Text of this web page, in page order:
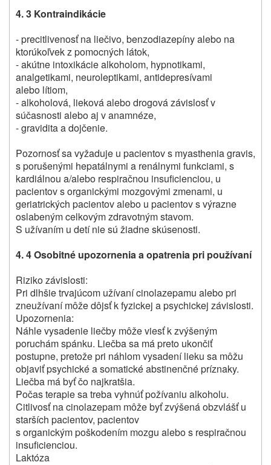
4. 3 Kontraindikácie
- precitlivenosť na liečivo, benzodiazepíny alebo na
ktorúkoľvek z pomocných látok,
- akútne intoxikácie alkoholom, hypnotikami,
analgetikami, neuroleptikami, antidepresívami
alebo lítiom,
- alkoholová, lieková alebo drogová závislosť v
súčasnosti alebo aj v anamnéze,
- gravidita a dojčenie.
Pozornosť sa vyžaduje u pacientov s myasthenia gravis,
s porušenými hepatálnymi a renálnymi funkciami, s
kardiálnou a/alebo respiračnou insuficienciou, u
pacientov s organickými mozgovými zmenami, u
geriatrických pacientov alebo u pacientov s výrazne
oslabeným celkovým zdravotným stavom.
S užívaním u detí nie sú žiadne skúsenosti.
4. 4 Osobitné upozornenia a opatrenia pri používaní
Riziko závislosti:
Pri dlhšie trvajúcom užívaní cinolazepamu alebo pri
zneužívaní môže dôjsť k fyzickej a psychickej závislosti.
Upozornenia:
Náhle vysadenie liečby môže viesť k zvýšeným
poruchám spánku. Liečba sa má preto ukončiť
postupne, pretože pri náhlom vysadení lieku sa môžu
objaviť psychické a somatické abstinenčné príznaky.
Liečba má byť čo najkratšia.
Počas terapie sa treba vyhnúť požívaniu alkoholu.
Citlivosť na cinolazepam môže byť zvýšená obzvlášť u
starších pacientov, pacientov
s organickým poškodením mozgu alebo s respiračnou
insuficienciou.
Laktóza